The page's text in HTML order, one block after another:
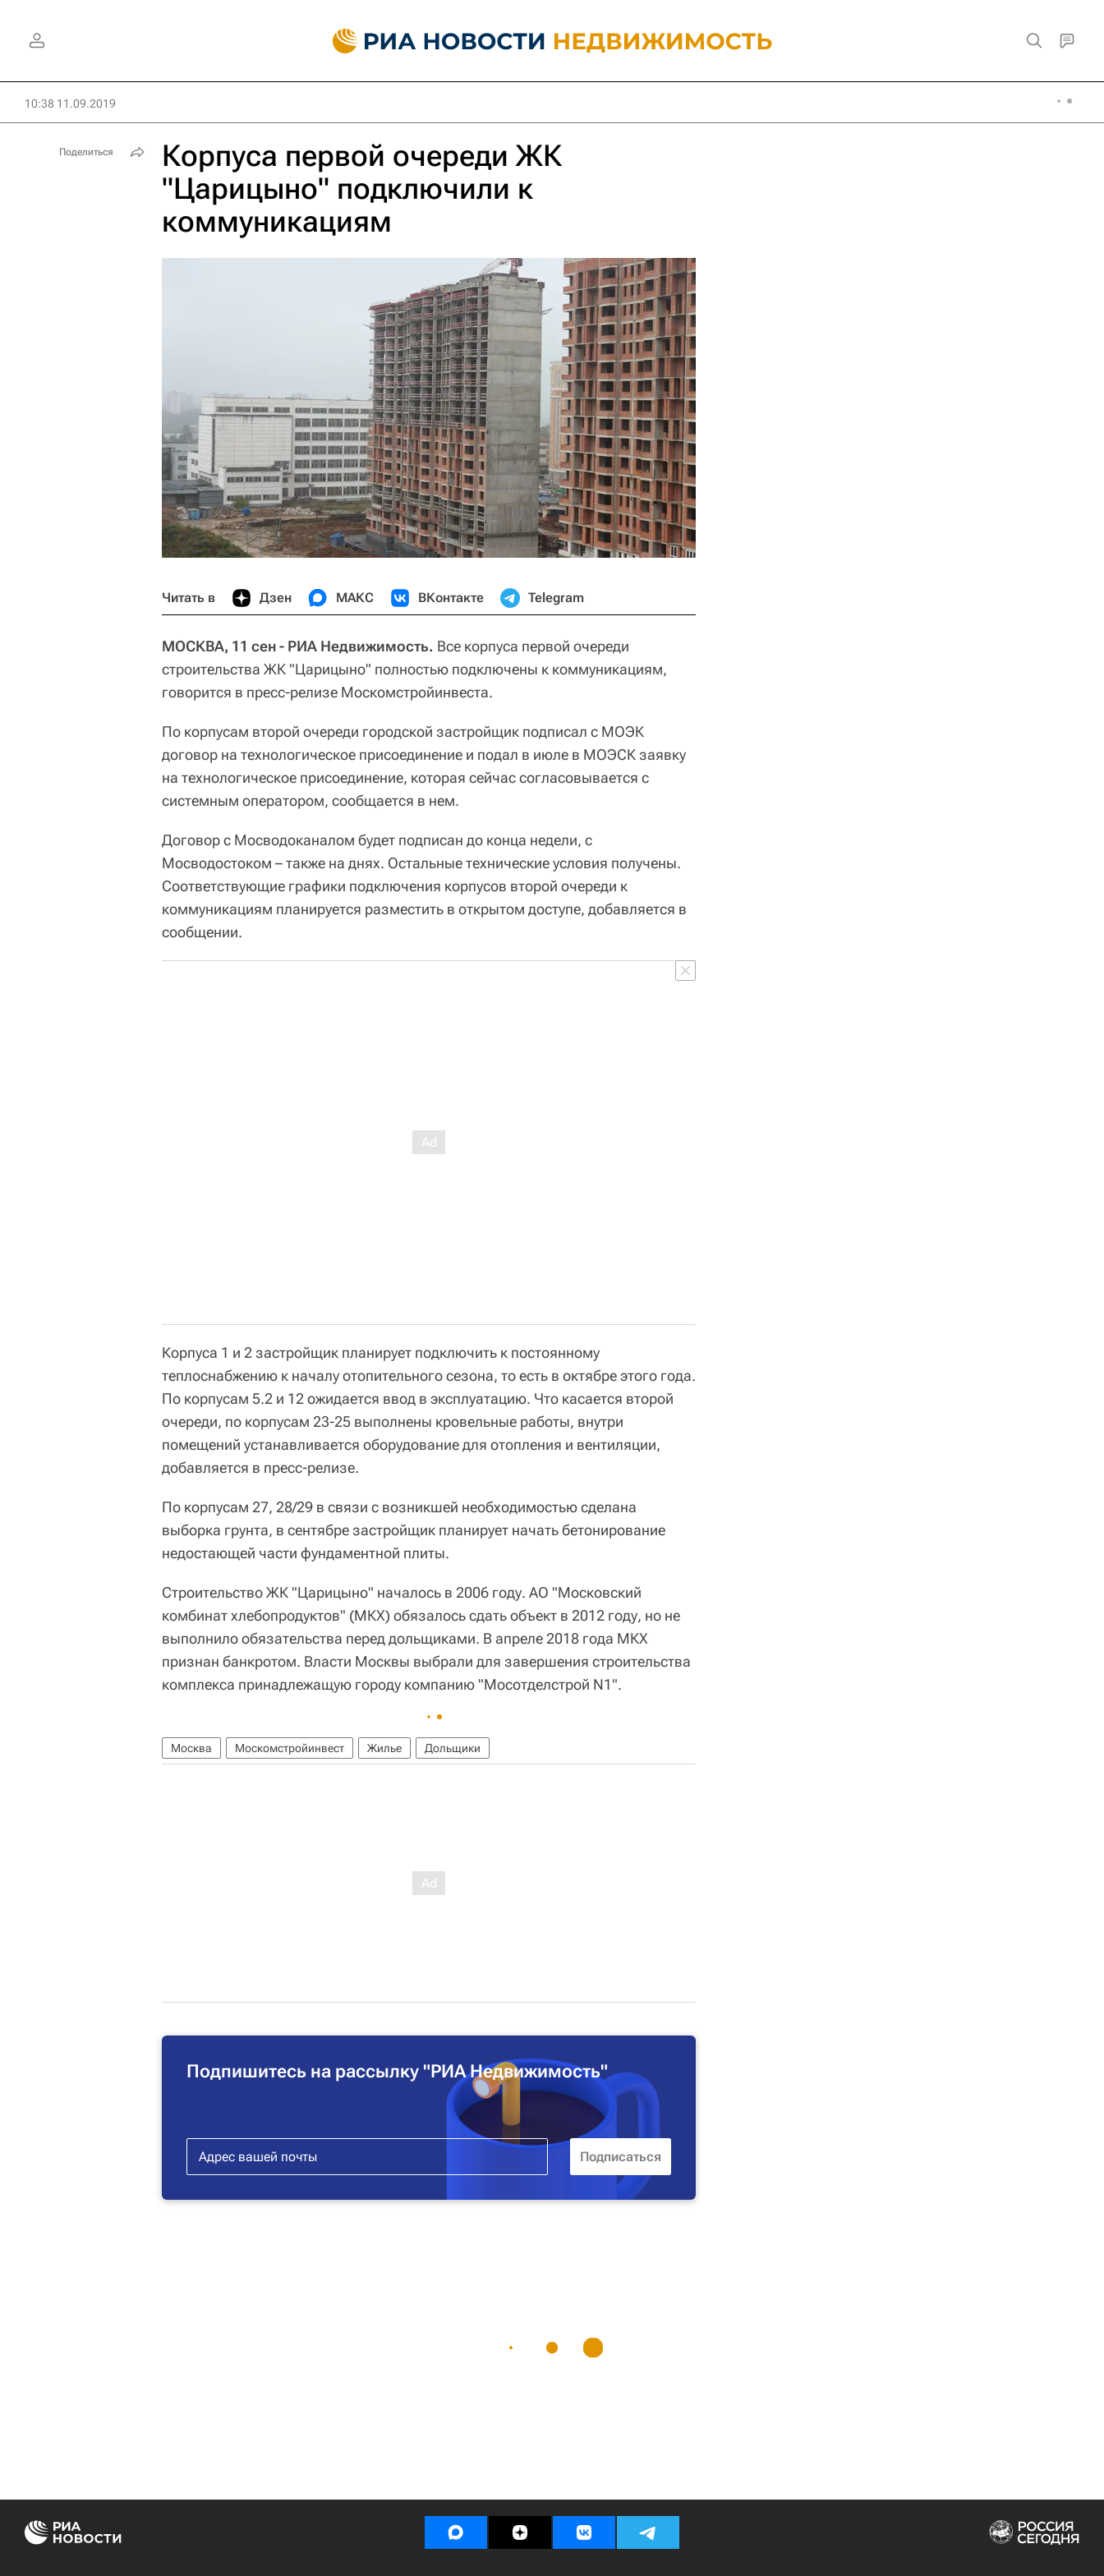
10:38 11.09.2019
Корпуса первой очереди ЖК
"Царицыно" подключили к
коммуникациям
Читать в Дзен МАКС ВКонтакте Telegram
МОСКВА, 11 сен - РИА Недвижимость. Все корпуса первой очереди
строительства ЖК "Царицыно" полностью подключены к коммуникациям,
говорится в пресс-релизе Москомстройинвеста.
По корпусам второй очереди городской застройщик подписал с МОЭК
договор на технологическое присоединение и подал в июле в МОЭСК заявку
на технологическое присоединение, которая сейчас согласовывается с
системным оператором, сообщается в нем.
Договор с Мосводоканалом будет подписан до конца недели, с
Мосводостоком – также на днях. Остальные технические условия получены.
Соответствующие графики подключения корпусов второй очереди к
коммуникациям планируется разместить в открытом доступе, добавляется в
сообщении.
Корпуса 1 и 2 застройщик планирует подключить к постоянному
теплоснабжению к началу отопительного сезона, то есть в октябре этого года.
По корпусам 5.2 и 12 ожидается ввод в эксплуатацию. Что касается второй
очереди, по корпусам 23-25 выполнены кровельные работы, внутри
помещений устанавливается оборудование для отопления и вентиляции,
добавляется в пресс-релизе.
По корпусам 27, 28/29 в связи с возникшей необходимостью сделана
выборка грунта, в сентябре застройщик планирует начать бетонирование
недостающей части фундаментной плиты.
Строительство ЖК "Царицыно" началось в 2006 году. АО "Московский
комбинат хлебопродуктов" (МКХ) обязалось сдать объект в 2012 году, но не
выполнило обязательства перед дольщиками. В апреле 2018 года МКХ
признан банкротом. Власти Москвы выбрали для завершения строительства
комплекса принадлежащую городу компанию "Мосотделстрой N1".
Москва Москомстройинвест Жилье Дольщики
Подпишитесь на рассылку "РИА Недвижимость"
Поделиться